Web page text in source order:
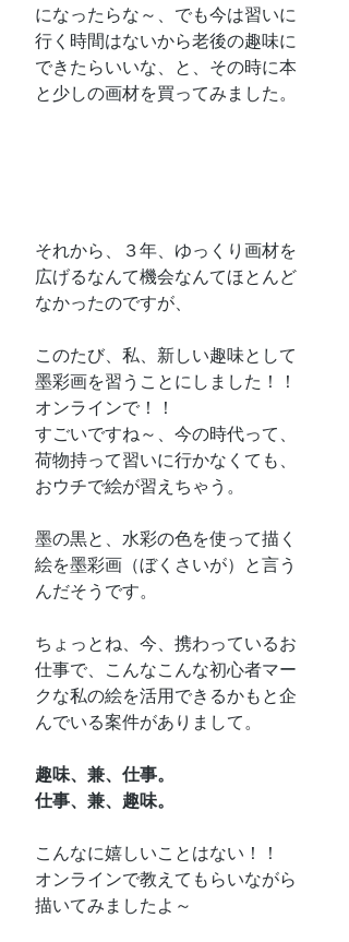
になったらな～、でも今は習いに
行く時間はないから老後の趣味に
できたらいいな、と、その時に本
と少しの画材を買ってみました。
それから、３年、ゆっくり画材を
広げるなんて機会なんてほとんど
なかったのですが、
このたび、私、新しい趣味として
墨彩画を習うことにしました！！
オンラインで！！
すごいですね～、今の時代って、
荷物持って習いに行かなくても、
おウチで絵が習えちゃう。
墨の黒と、水彩の色を使って描く
絵を墨彩画（ぼくさいが）と言う
んだそうです。
ちょっとね、今、携わっているお
仕事で、こんなこんな初心者マー
クな私の絵を活用できるかもと企
んでいる案件がありまして。
趣味、兼、仕事。
仕事、兼、趣味。
こんなに嬉しいことはない！！
オンラインで教えてもらいながら
描いてみましたよ～